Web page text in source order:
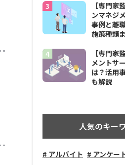
【専門家
ンマネジ
事例と離
施策種類
【専門家
メントサ
は？活用
も解説
人気のキー
アルバイト
アンケー